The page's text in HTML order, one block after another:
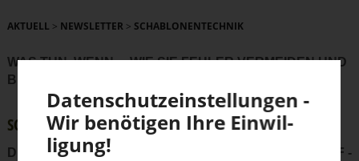
AKTUELL > NEWSLETTER > SCHABLONENTECHNIK
WAS TUN, WENN… WIE SIE FEHLER VERMEIDEN UND
BEHEBEN
SCHABLO­NEN­TECHNIK
DIE KOPIER­SCHICHT QUILLT BEIM ENTWICKELN AUF -
Daten­schutz­ein­stel­lungen -
Wir benötigen Ihre Einwil­
ligung!